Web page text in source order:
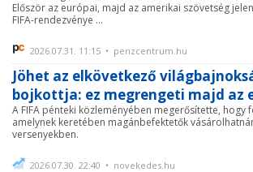
Először az európai, majd az amerikai szövetség
FIFA-rendezvénye ...
2026.07.31. 11:15 • penzcentrum.hu
Jöhet az elkövetkező
bojkottja: ez megrengeti majd az
A FIFA pénteki közleményében megerősítette, hogy
amelynek keretében magánbefektetők
versenyekben.
2026.07.30. 22:40 • novekedes.hu